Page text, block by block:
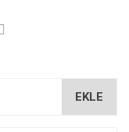
EKLE